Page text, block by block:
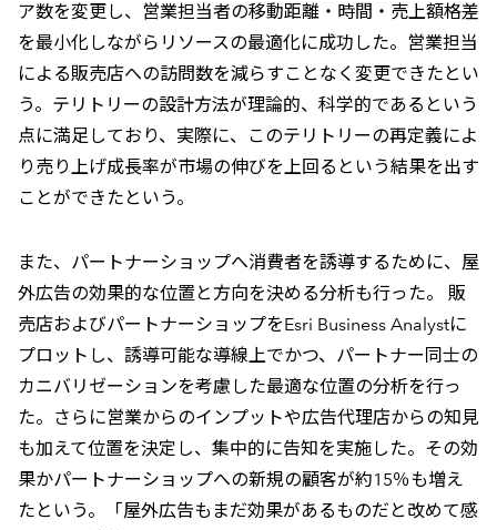
ア数を変更し、営業担当者の移動距離・時間・売上額格差
を最小化しながらリソースの最適化に成功した。営業担当
による販売店への訪問数を減らすことなく変更できたとい
う。テリトリーの設計方法が理論的、科学的であるという
点に満足しており、実際に、このテリトリーの再定義によ
り売り上げ成長率が市場の伸びを上回るという結果を出す
ことができたという。
また、パートナーショップへ消費者を誘導するために、屋
外広告の効果的な位置と方向を決める分析も行った。 販
売店およびパートナーショップをEsri Business Analystに
プロットし、誘導可能な導線上でかつ、パートナー同士の
カニバリゼーションを考慮した最適な位置の分析を行っ
た。さらに営業からのインプットや広告代理店からの知見
も加えて位置を決定し、集中的に告知を実施した。その効
果かパートナーショップへの新規の顧客が約15％も増え
たという。「屋外広告もまだ効果があるものだと改めて感